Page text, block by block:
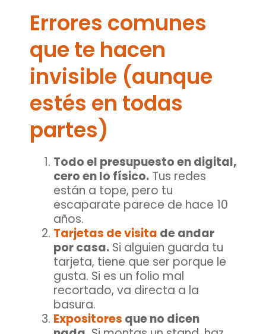
Errores comunes
que te hacen
invisible (aunque
estés en todas
partes)
Todo el presupuesto en digital,
cero en lo físico. Tus redes
están a tope, pero tu
escaparate parece de hace 10
años.
Tarjetas de visita de andar
por casa. Si alguien guarda tu
tarjeta, tiene que ser porque le
gusta. Si es un folio mal
recortado, va directa a la
basura.
Expositores que no dicen